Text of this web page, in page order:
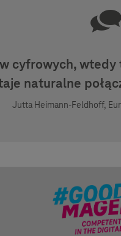
cyfrowych,
naturalne
Jutta Heimann-Feldhoff,